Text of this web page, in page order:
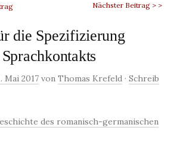
Nächster Beitrag > >
die Spezifizierung
Mai 2017 von Thomas Krefeld · Schreib
des romanisch-germanischen